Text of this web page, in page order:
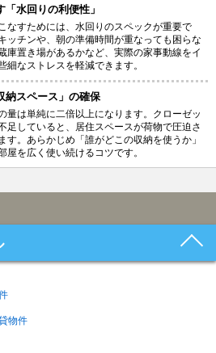
水回りの利便性」
なすためには、水回りのスペックが重要で
ッチンや、朝の準備時間が重なっても困らな
庫置き場があるかなど、実際の家事動線をイ
細なストレスを軽減できます。
納スペース」の確保
量は単純に二倍以上になります。クローゼッ
足していると、居住スペースが荷物で圧迫さ
す。あらかじめ「誰がどこの収納を使うか」
屋を広く使い続けるコツです。
物件